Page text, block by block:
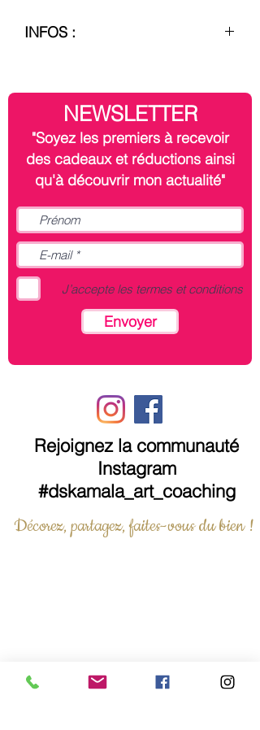
INFOS :
partenaires au savoir-faire français de
qualité. Je les remercie encore.
– Encadrement, frais de transport et
taxes de douane non inclus
– Transport au départ de FRANCE
Cette oeuvre existe également en
édition limitée au format de 50x50 cm.
Je vous invite à sélectionner "Edition
boutique pour la retrouver.
NEWSLETTER
"Soyez les premiers à recevoir
des cadeaux et réductions ainsi
qu'à découvrir mon actualité"
J’accepte les termes et conditions
Envoyer
Rejoignez la communauté
Instagram
#dskamala_art_coaching
Décorez, partagez, faites-vous du bien !